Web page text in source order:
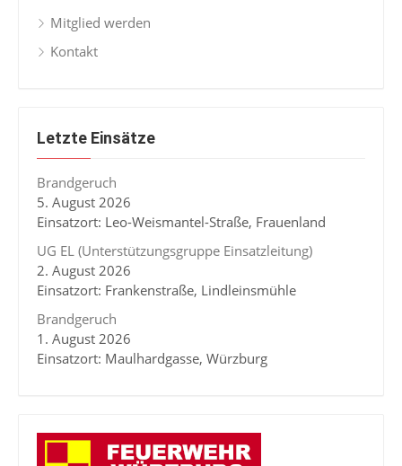
Mitglied werden
Kontakt
Letzte Einsätze
Brandgeruch
5. August 2026
Einsatzort: Leo-Weismantel-Straße, Frauenland
UG EL (Unterstützungsgruppe Einsatzleitung)
2. August 2026
Einsatzort: Frankenstraße, Lindleinsmühle
Brandgeruch
1. August 2026
Einsatzort: Maulhardgasse, Würzburg